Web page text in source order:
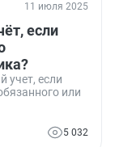
11 июля 2025
если
учет, если
или
5 032